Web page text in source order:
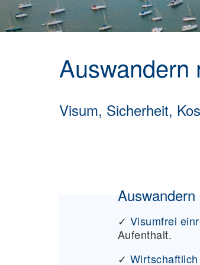
Auswandern
Visum, Sicherheit,
✓ Visumfrei
Aufenthalt.
✓